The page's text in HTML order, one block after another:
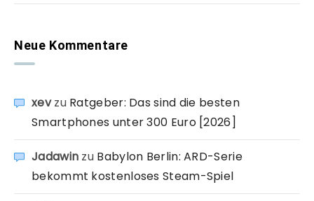
Neue Kommentare
xevzu Ratgeber: Das sind die besten
Smartphones unter 300 Euro [2026]
Jadawin zu Babylon Berlin: ARD-Serie
bekommt kostenloses Steam-Spiel